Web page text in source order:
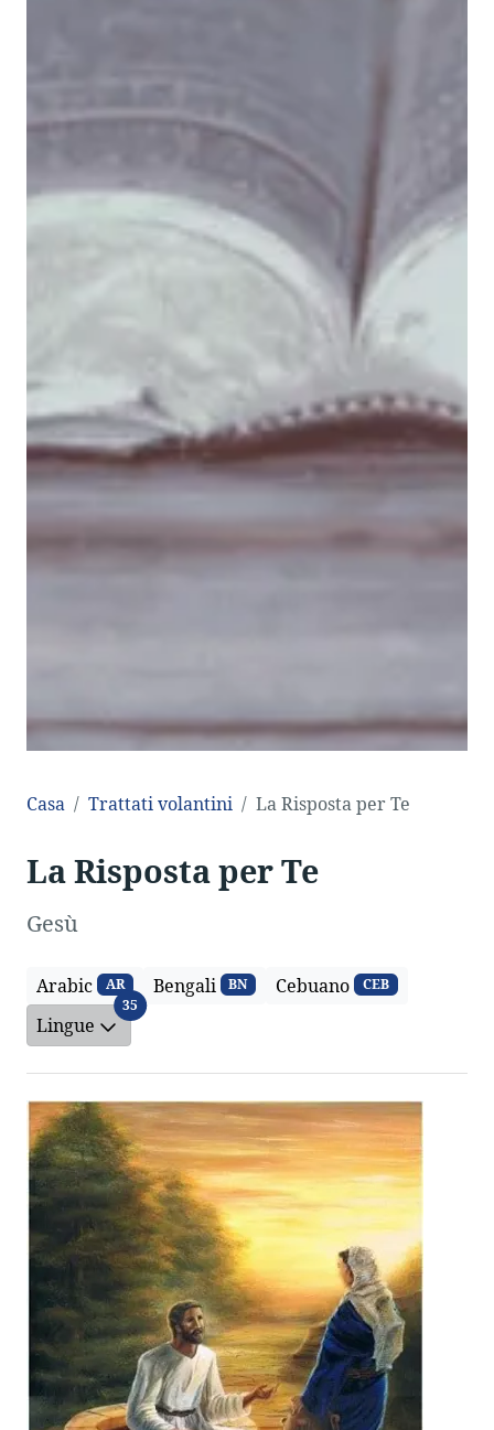
Casa Trattati volantini La Risposta per Te
La Risposta per Te
Gesù
Arabic AR Bengali BN Cebuano CEB
Lingue
35 Lingue